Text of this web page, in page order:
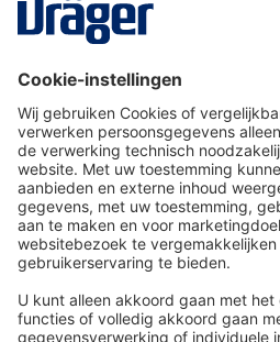
Dräger klantenservice
Over Dräger
Bestellen in onze webshop
Community